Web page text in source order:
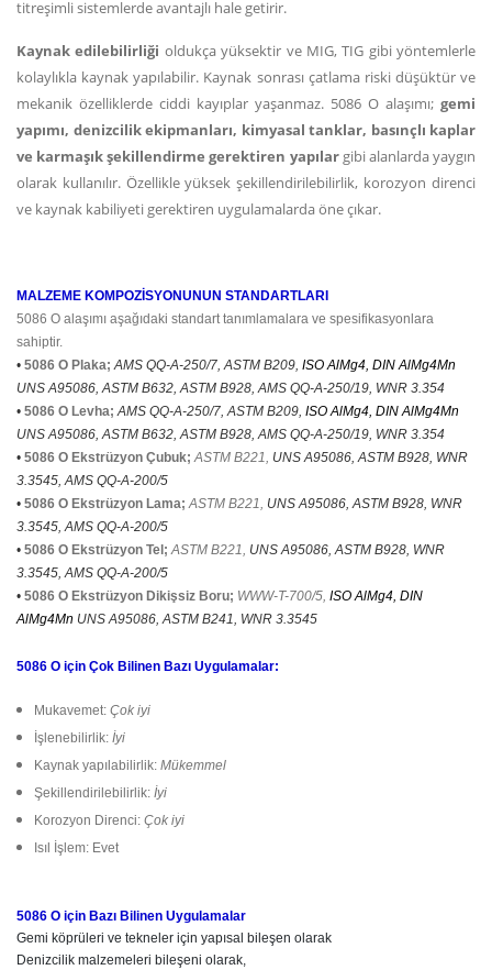
titreşimli sistemlerde avantajlı hale getirir.
Kaynak edilebilirliği oldukça yüksektir ve MIG, TIG gibi yöntemlerle
kolaylıkla kaynak yapılabilir. Kaynak sonrası çatlama riski düşüktür ve
mekanik özelliklerde ciddi kayıplar yaşanmaz. 5086 O alaşımı; gemi
yapımı, denizcilik ekipmanları, kimyasal tanklar, basınçlı kaplar
ve karmaşık şekillendirme gerektiren yapılargibi alanlarda yaygın
olarak kullanılır. Özellikle yüksek şekillendirilebilirlik, korozyon direnci
ve kaynak kabiliyeti gerektiren uygulamalarda öne çıkar.
MALZEME KOMPOZİSYONUNUN STANDARTLARI
5086 O alaşımı aşağıdaki standart tanımlamalara ve spesifikasyonlara
sahiptir.
• 5086 O Plaka; AMS QQ-A-250/7, ASTM B209 ISO AlMg4, DIN AlMg4Mn
UNS A95086, ASTM B632, ASTM B928, AMS QQ-A-250/19, WNR 3.354
• 5086 O Levha; AMS QQ-A-250/7, ASTM B209 ISO AlMg4, DIN AlMg4Mn
UNS A95086, ASTM B632, ASTM B928, AMS QQ-A-250/19, WNR 3.354
• 5086 O Ekstrüzyon Çubuk; ASTM B221, UNS A95086, ASTM B928, WNR
3.3545, AMS QQ-A-200/5
• 5086 O Ekstrüzyon Lama; ASTM B221, UNS A95086, ASTM B928, WNR
3.3545, AMS QQ-A-200/5
• 5086 O Ekstrüzyon Tel; ASTM B221, UNS A95086, ASTM B928, WNR
3.3545, AMS QQ-A-200/5
• 5086 O Ekstrüzyon Dikişsiz Boru; WWW-T-700/5, ISO AlMg4, DIN
AlMg4Mn UNS A95086, ASTM B241, WNR 3.3545
5086 O için Çok Bilinen Bazı Uygulamalar:
Mukavemet: Çok iyi
İşlenebilirlik: İyi
Kaynak yapılabilirlik: Mükemmel
Şekillendirilebilirlik: İyi
Korozyon Direnci: Çok iyi
Isıl İşlem: Evet
Gemi köprüleri ve tekneler için yapısal bileşen olarak
Denizcilik malzemeleri bileşeni olarak,